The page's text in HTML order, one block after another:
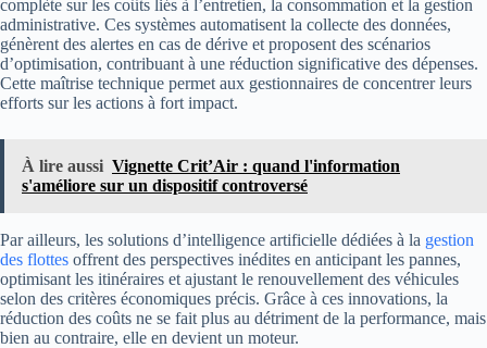
complète sur les coûts liés à l’entretien, la consommation et la gestion
administrative. Ces systèmes automatisent la collecte des données,
génèrent des alertes en cas de dérive et proposent des scénarios
d’optimisation, contribuant à une réduction significative des dépenses.
Cette maîtrise technique permet aux gestionnaires de concentrer leurs
efforts sur les actions à fort impact.
À lire aussi Vignette Crit’Air : quand l'information
s'améliore sur un dispositif controversé
Par ailleurs, les solutions d’intelligence artificielle dédiées à la gestion
des flottes offrent des perspectives inédites en anticipant les pannes,
optimisant les itinéraires et ajustant le renouvellement des véhicules
selon des critères économiques précis. Grâce à ces innovations, la
réduction des coûts ne se fait plus au détriment de la performance, mais
bien au contraire, elle en devient un moteur.